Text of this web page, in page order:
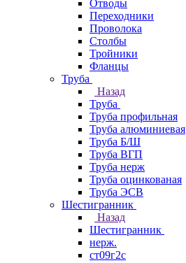
Отводы
Переходники
Проволока
Столбы
Тройники
Фланцы
Труба
Назад
Труба
Труба профильная
Труба алюминиевая
Труба Б/Ш
Труба ВГП
Труба нерж
Труба оцинкованая
Труба ЭСВ
Шестигранник
Назад
Шестигранник
нерж.
ст09г2с